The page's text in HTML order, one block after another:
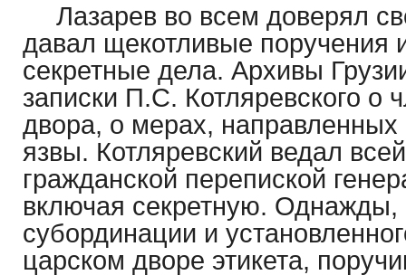
Лазарев во всем доверял
давал щекотливые поручения
секретные дела. Архивы
записки П.С. Котляревского о
двора, о мерах, направленных
язвы. Котляревский ведал
гражданской перепиской
включая секретную.
субординации и
царском дворе этикета,